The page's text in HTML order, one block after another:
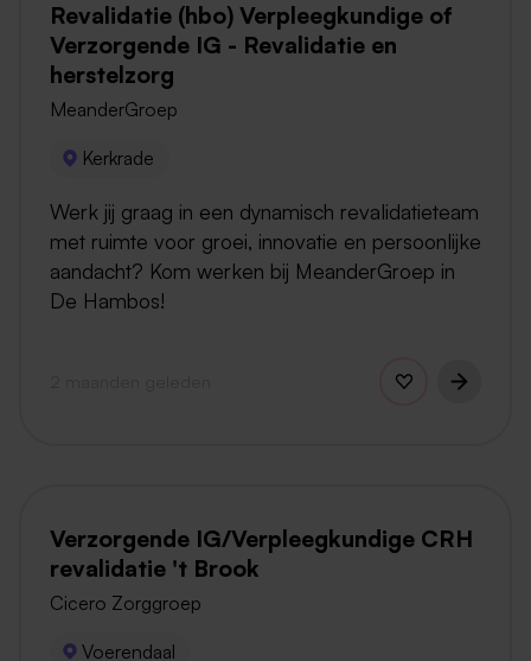
Revalidatie (hbo) Verpleegkundige of
Verzorgende IG - Revalidatie en
herstelzorg
MeanderGroep
Kerkrade
Werk jij graag in een dynamisch revalidatieteam
met ruimte voor groei, innovatie en persoonlijke
aandacht? Kom werken bij MeanderGroep in
De Hambos!
Verzorgende IG/Verpleegkundige CRH
revalidatie 't Brook
Cicero Zorggroep
Voerendaal